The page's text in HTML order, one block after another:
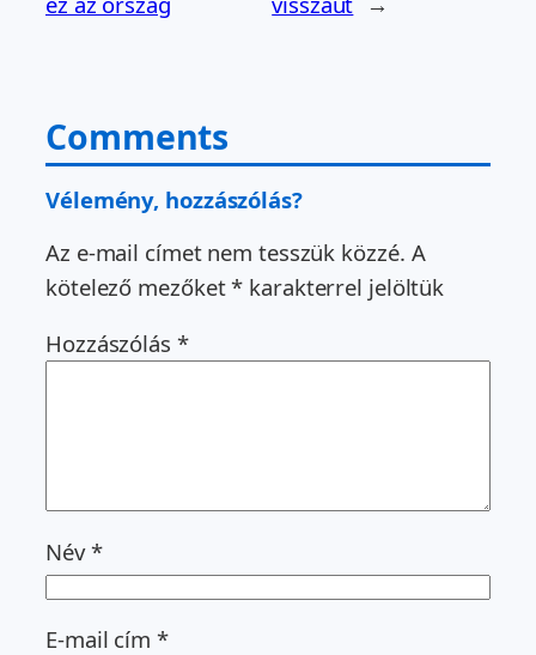
Comments
Vélemény, hozzászólás?
Az e-mail címet nem tesszük közzé. A
kötelező mezőket* karakterrel jelöltük
Hozzászólás *
Név*
E-mail cím *